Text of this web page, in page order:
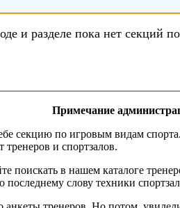
и разделе пока нет секций
Примечание
секцию по игровым видам
тренеров и спортзалов.
поискать в нашем каталоге
слову техники